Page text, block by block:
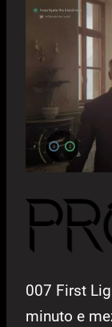
007 First
minuto e